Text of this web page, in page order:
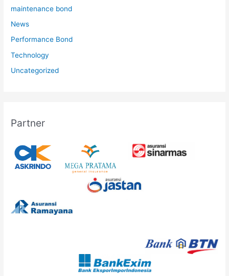
maintenance bond
News
Performance Bond
Technology
Uncategorized
Partner